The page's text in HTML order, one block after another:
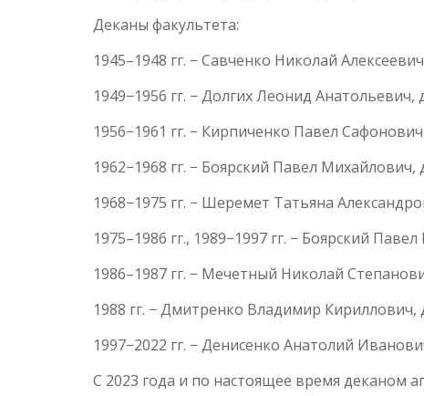
Деканы факультета:
1945–1948 гг. − Савченко Николай
1949−1956 гг. − Долгих Леонид
1956−1961 гг. − Кирпиченко Павел
1962−1968 гг. − Боярский Павел
1968−1975 гг. − Шеремет Татьяна
1975–1986 гг., 1989−1997 гг. − Боярский
1986–1987 гг. − Мечетный Николай
1988 гг. − Дмитренко Владимир
1997−2022 гг. − Денисенко Анатолий
С 2023 года и по настоящее время деканом